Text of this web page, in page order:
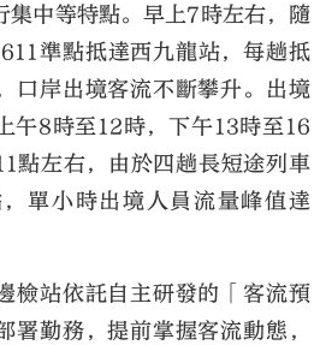
集中等特點。早上7時左右，隨
準點抵達西九龍站，每趟抵
口岸出境客流不斷攀升。出境
午8時至12時，下午13時至16
點左右，由於四趟長短途列車
單小時出境人員流量峰值達
檢站依託自主研發的「客流預
署勤務，提前掌握客流動態，